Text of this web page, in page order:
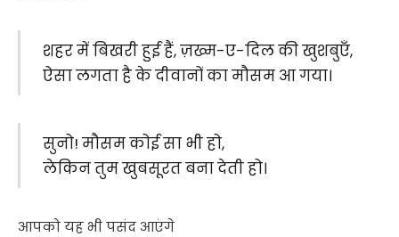
शहर में बिखरी हुई हैं, ज़ख्म-ए-दिल की खुशबुएँ,
ऐसा लगता है के दीवानों का मौसम आ गया।
सुनो! मौसम कोई सा भी हो,
लेकिन तुम खुबसूरत बना देती हो।
आपको यह भी पसंद आएंगे